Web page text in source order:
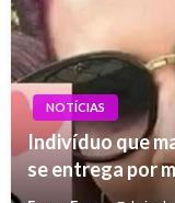
NOTÍCIAS
Indivíduo que
se entrega por